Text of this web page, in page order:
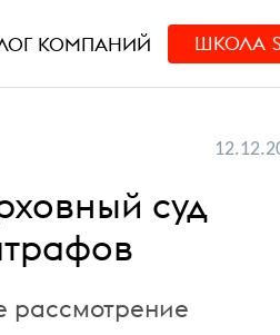
КОМПАНИЙ ШКОЛА
суд
рассмотрение